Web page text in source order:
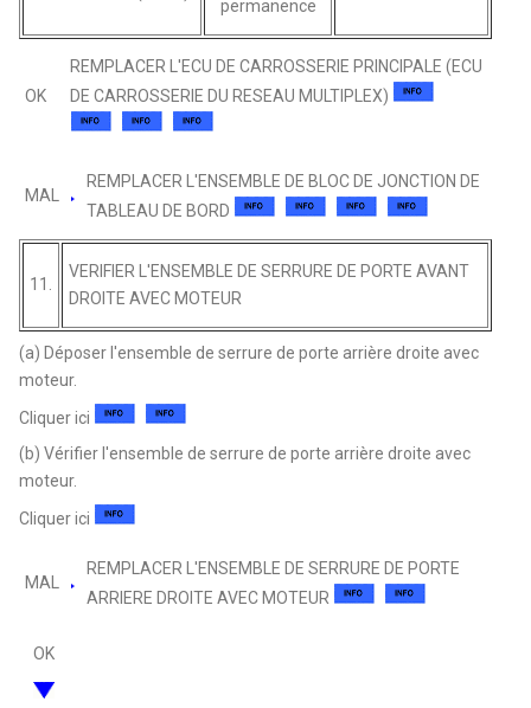
permanence
OK
REMPLACER L'ECU DE CARROSSERIE PRINCIPALE (ECU
DE CARROSSERIE DU RESEAU MULTIPLEX)
MAL
REMPLACER L'ENSEMBLE DE BLOC DE JONCTION DE
TABLEAU DE BORD
11.
VERIFIER L'ENSEMBLE DE SERRURE DE PORTE AVANT
DROITE AVEC MOTEUR
(a) Déposer l'ensemble de serrure de porte arrière droite avec
moteur.
Cliquer ici
(b) Vérifier l'ensemble de serrure de porte arrière droite avec
moteur.
Cliquer ici
MAL
REMPLACER L'ENSEMBLE DE SERRURE DE PORTE
ARRIERE DROITE AVEC MOTEUR
OK